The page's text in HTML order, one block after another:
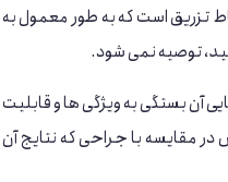
تزریق است که به طور معمول به
توصیه نمی‌ شود.
آن بستگی به ویژگی ‌ها و قابلیت
مقایسه با جراحی که نتایج آن